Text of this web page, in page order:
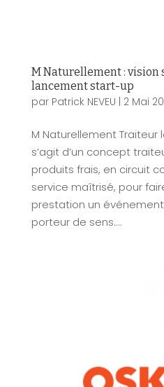
M Naturellement : vision
lancement start-up
par Patrick NEVEU 2 Mai
M Naturellement Traiteur
s’agit d’un concept
produits frais, en circuit
service maîtrisé, pour
prestation un
porteur de sens....